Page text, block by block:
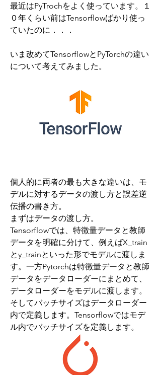
最近はPyTrochをよく使っています。１
０年くらい前はTensorflowばかり使っ
ていたのに．．．
いま改めてTensorflowとPyTorchの違い
について考えてみました。
個人的に両者の最も大きな違いは、モ
デルに対するデータの渡し方と誤差逆
伝播の書き方。
まずはデータの渡し方。
Tensorflowでは、特徴量データと教師
データを明確に分けて、例えばX_train
とy_trainといった形でモデルに渡しま
す。一方Pytorchは特徴量データと教師
データをデータローダーにまとめて、
データローダーをモデルに渡します。
そしてバッチサイズはデータローダー
内で定義します。Tensorflowではモデ
ル内でバッチサイズを定義します。